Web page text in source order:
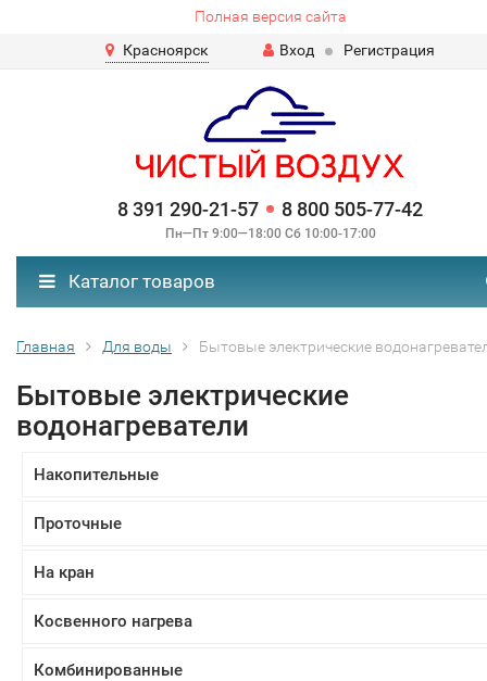
Полная версия сайта
Красноярск
Вход Регистрация
8 391 290-21-57 8 800 505-77-42
Пн—Пт 9:00—18:00 Сб 10:00-17:00
Каталог товаров
Главная Для воды Бытовые электрические
Бытовые электрические
водонагреватели
Накопительные
Проточные
На кран
Косвенного нагрева
Комбинированные